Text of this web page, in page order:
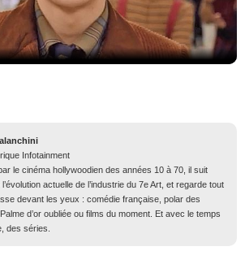
Infotainment
le cinéma hollywoodien des années 10 à 70, il suit
actuelle de l’industrie du 7e Art, et regarde tout
devant les yeux : comédie française, polar des
d’or oubliée ou films du moment. Et avec le temps
des séries.